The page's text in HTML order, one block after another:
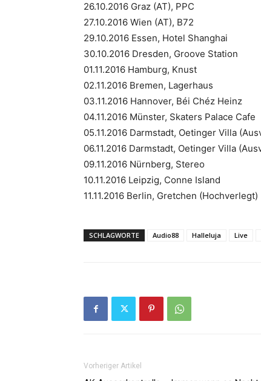
26.10.2016 Graz (AT), PPC
27.10.2016 Wien (AT), B72
29.10.2016 Essen, Hotel Shanghai
30.10.2016 Dresden, Groove Station
01.11.2016 Hamburg, Knust
02.11.2016 Bremen, Lagerhaus
03.11.2016 Hannover, Béi Chéz Heinz
04.11.2016 Münster, Skaters Palace Cafe
05.11.2016 Darmstadt, Oetinger Villa
06.11.2016 Darmstadt, Oetinger Villa
09.11.2016 Nürnberg, Stereo
10.11.2016 Leipzig, Conne Island
11.11.2016 Berlin, Gretchen (Hochverlegt)
SCHLAGWORTE Audio88 Halleluja Live
Vorheriger Artikel